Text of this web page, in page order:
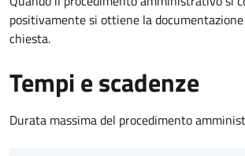
positivamente si ottiene la
chiesta.
Tempi e scadenze
Durata massima del procedimento